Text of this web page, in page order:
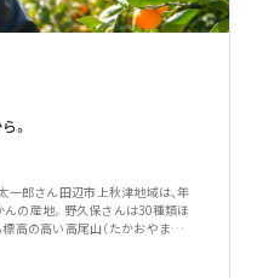
。
一郎さん田辺市上秋津地域は、年
の産地。野久保さんは30種類ほ
の高い高尾山（たかおやま）の